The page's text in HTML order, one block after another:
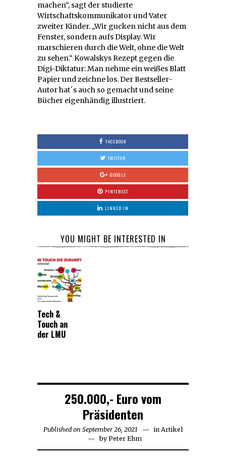
machen“, sagt der studierte
Wirtschaftskommunikator und Vater
zweiter Kinder. „Wir gucken nicht aus dem
Fenster, sondern aufs Display. Wir
marschieren durch die Welt, ohne die Welt
zu sehen.“ Kowalskys Rezept gegen die
Digi-Diktatur: Man nehme ein weißes Blatt
Papier und zeichne los. Der Bestseller-
Autor hat´s auch so gemacht und seine
Bücher eigenhändig illustriert.
FACEBOOK
TWITTER
GOOGLE
PINTEREST
LINKED IN
YOU MIGHT BE INTERESTED IN
Tech &
Touch an
der LMU
250.000,- Euro vom
Präsidenten
Published on September 26, 2021 September
27,
in Artikel
byPeter Ehm